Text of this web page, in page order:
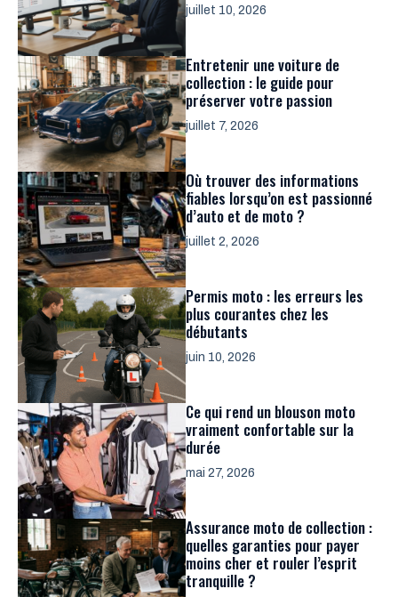
juillet 10, 2026
Entretenir une voiture de
collection : le guide pour
préserver votre passion
juillet 7, 2026
Où trouver des informations
fiables lorsqu’on est passionné
d’auto et de moto ?
juillet 2, 2026
Permis moto : les erreurs les
plus courantes chez les
débutants
juin 10, 2026
Ce qui rend un blouson moto
vraiment confortable sur la
durée
mai 27, 2026
Assurance moto de collection :
quelles garanties pour payer
moins cher et rouler l’esprit
tranquille ?